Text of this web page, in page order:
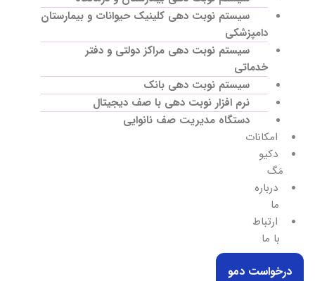
سیستم نوبت دهی کلینیک حیوانات و بیمارستان
دامپزشکی
سیستم نوبت دهی مراکز دولتی و دفتر
خدماتی
سیستم نوبت دهی بانک
نرم افزار نوبت دهی با صف دیجیتال
دستگاه مدیریت صف نانوایی
امکانات
دکیو
مَگ
درباره
ما
ارتباط
با ما
درخواست دمو